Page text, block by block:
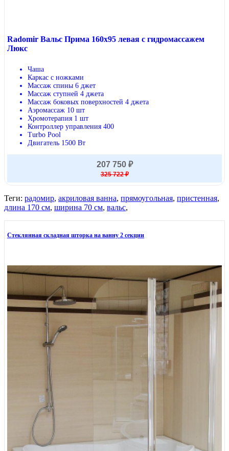
Radomir Вальс Прима 160х95 левая с гидромассажем
Люкс
Чаша
Каркас с ножками
Массаж спины 6 джет
Массаж ступней 4 джета
Массаж боковых поверхностей 4 джета
Аэромассаж 10 шт
Хромотерапия 1 шт
Контроллер управления 400
Turbo Pool
Двигатель 1500 Вт
207 750 ₽
325 722 ₽
Теги: радомир, акриловая ванна, прямоугольная, пристенная,
длина 170 см, ширина 70 см, вальс,
Стеклянная складная шторка на ванну 2 секции